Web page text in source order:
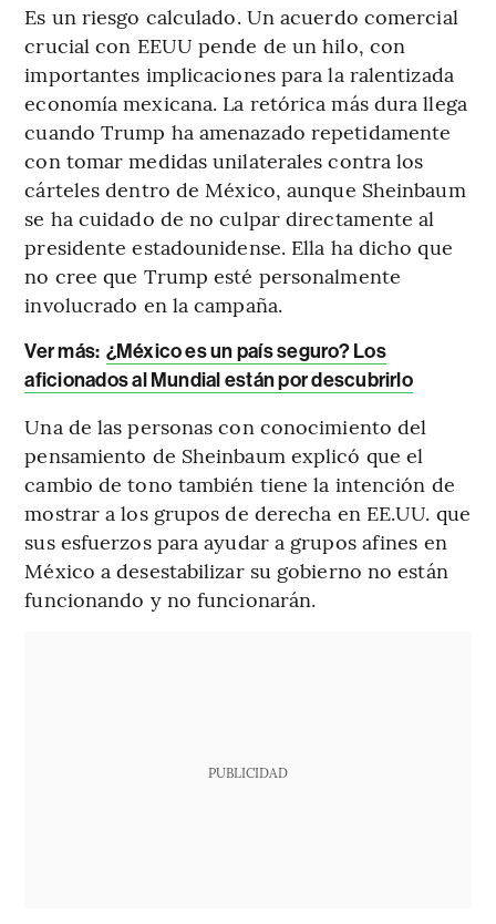
Es un riesgo calculado. Un acuerdo comercial
crucial con EEUU pende de un hilo, con
importantes implicaciones para la ralentizada
economía mexicana. La retórica más dura llega
cuando Trump ha amenazado repetidamente
con tomar medidas unilaterales contra los
cárteles dentro de México, aunque Sheinbaum
se ha cuidado de no culpar directamente al
presidente estadounidense. Ella ha dicho que
no cree que Trump esté personalmente
involucrado en la campaña.
Ver más: ¿México es un país seguro? Los
aficionados al Mundial están por descubrirlo
Una de las personas con conocimiento del
pensamiento de Sheinbaum explicó que el
cambio de tono también tiene la intención de
mostrar a los grupos de derecha en EE.UU. que
sus esfuerzos para ayudar a grupos afines en
México a desestabilizar su gobierno no están
funcionando y no funcionarán.
PUBLICIDAD